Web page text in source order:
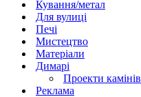
Кування/метал
Для вулиці
Печі
Мистецтво
Матеріали
Димарі
Проекти камінів
Реклама